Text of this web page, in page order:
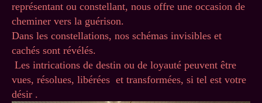
représentant ou constellant, nous offre une occasion de
cheminer vers la guérison.
Dans les constellations, nos schémas invisibles et
cachés sont révélés.
Les intrications de destin ou de loyauté peuvent être
vues, résolues, libérées et transformées, si tel est votre
désir .